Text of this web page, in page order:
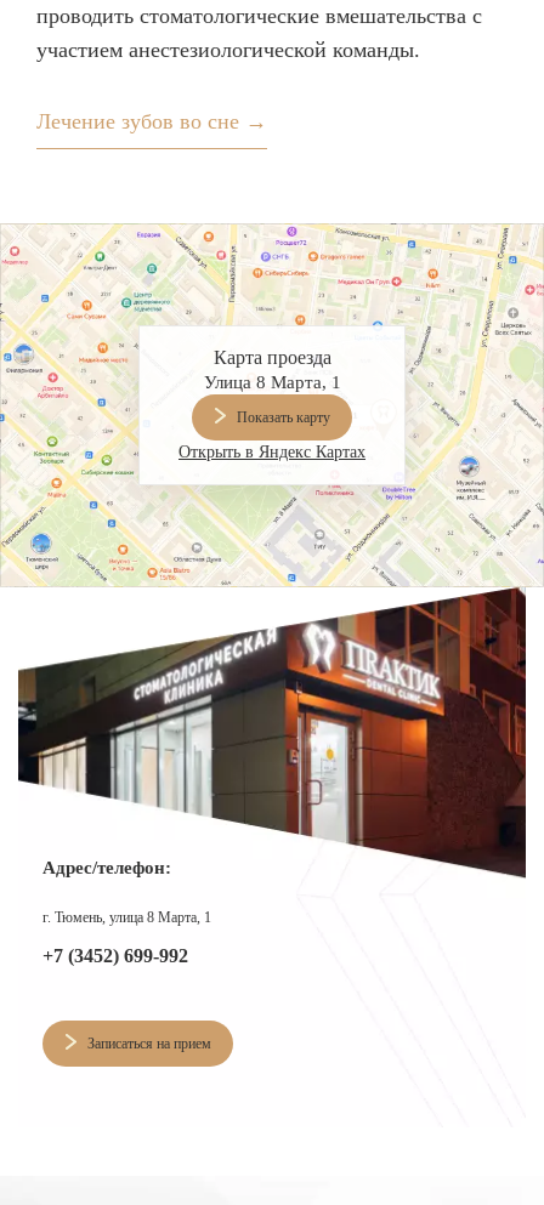
проводить стоматологические вмешательства с
участием анестезиологической команды.
Лечение зубов во сне →
Карта проезда
Улица 8 Марта, 1
Показать карту
Открыть в Яндекс Картах
Адрес/телефон:
г. Тюмень, улица 8 Марта, 1
+7 (3452) 699-992
Записаться на прием